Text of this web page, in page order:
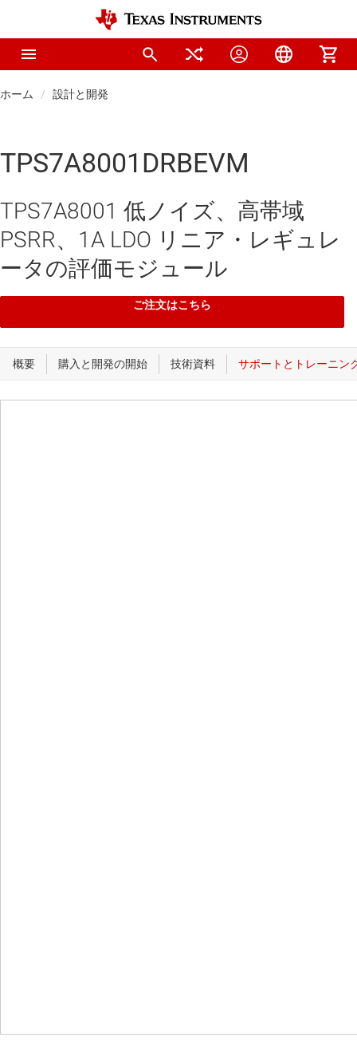
ホーム 設計と開発
TPS7A8001DRBEVM
TPS7A8001 低ノイズ、高帯域
PSRR、1A LDO リニア・レギュレ
ータの評価モジュール
ご注文はこちら